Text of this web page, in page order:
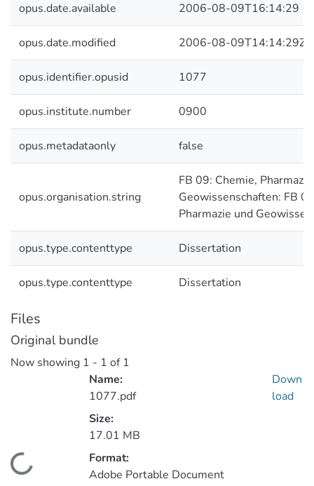
opus.date.available 2006-08-09T16:14:29
opus.date.modified 2006-08-09T14:14:29Z
opus.identifier.opusid 1077
opus.institute.number 0900
opus.metadataonly false
opus.organisation.string
FB 09: Chemie,
Geowissenschaften: FB
Pharmazie und
opus.type.contenttype Dissertation
opus.type.contenttype Dissertation
Files
Original bundle
Now showing 1 - 1 of 1
Name:
1077.pdf
Size:
17.01 MB
Format:
Adobe Portable Document
Down
load